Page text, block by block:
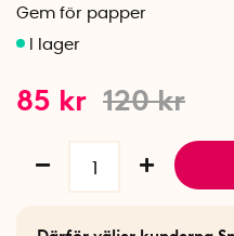
Gem för papper
120kr
85 kr